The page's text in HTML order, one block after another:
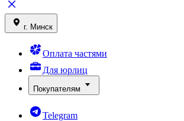
г. Минск
Оплата частями
Для юрлиц
Покупателям
Telegram